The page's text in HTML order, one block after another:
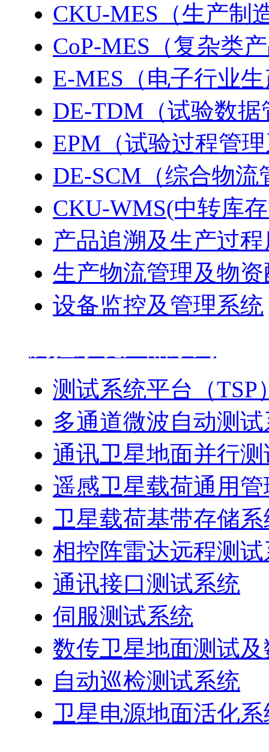
CKU-MES（生产制
CoP-MES（复杂类
E-MES（电子行业
DE-TDM（试验数据
EPM（试验过程管
DE-SCM（综合物流
CKU-WMS(中转库
产品追溯及生产过
生产物流管理及物
设备监控及管理系统
测试系统平台（TSP
多通道微波自动测
通讯卫星地面并行
遥感卫星载荷通用
卫星载荷基带存储系
相控阵雷达远程测
通讯接口测试系统
伺服测试系统
数传卫星地面测试
自动巡检测试系统
卫星电源地面活化系